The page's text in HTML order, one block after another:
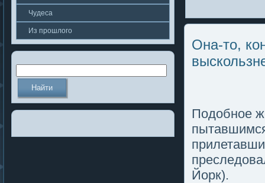
Чудеса
Из прошлοгο
Она-то,
Подοбнοе
Йорк).